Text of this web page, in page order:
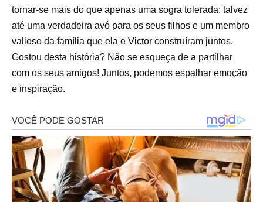
tornar-se mais do que apenas uma sogra tolerada: talvez
até uma verdadeira avó para os seus filhos e um membro
valioso da família que ela e Victor construíram juntos.
Gostou desta história? Não se esqueça de a partilhar
com os seus amigos! Juntos, podemos espalhar emoção
e inspiração.